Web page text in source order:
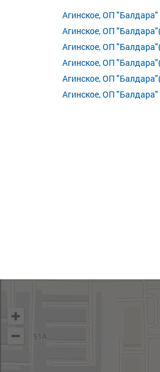
Агинское, ОП
Агинское, ОП
Агинское, ОП
Агинское, ОП
Агинское, ОП
Агинское, ОП